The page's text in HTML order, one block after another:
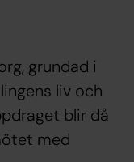
grundad i
liv och
blir då
med